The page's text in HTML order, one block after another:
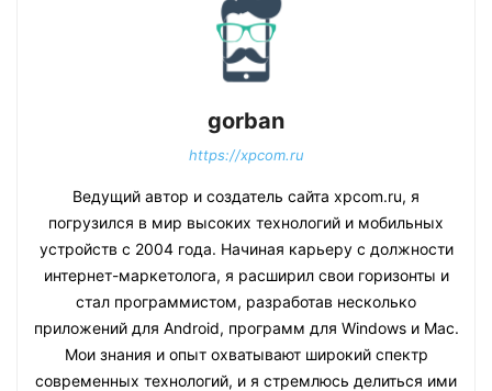
gorban
https://xpcom.ru
Ведущий автор и создатель сайта xpcom.ru, я
погрузился в мир высоких технологий и мобильных
устройств с 2004 года. Начиная карьеру с должности
интернет-маркетолога, я расширил свои горизонты и
стал программистом, разработав несколько
приложений для Android, программ для Windows и Mac.
Мои знания и опыт охватывают широкий спектр
современных технологий, и я стремлюсь делиться ими